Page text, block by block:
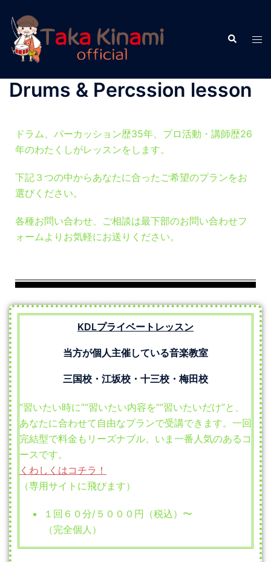
Drums & Percssion lesson
ドラム、パーカッション歴35年、プロ活動・講師歴26
年のわたくしがレッスンをします。
下記３つの中からあなたに合ったご希望のプランをお
選びください。
各種お問い合わせ、ご相談は最下部のお問い合わせフ
ォームよりお気軽にお送りください。
KDLプライベートレッスン
当方が個人主催している音楽教室
三国校・江坂校・十三校・梅田校
“習いたい時に”“習いたい内容を”“習いたいだけ”と、
あなたに合わせて自由なプランで受講できます。一回
完結型で料金もリーズナブル、いま一番人気のあるコ
ースです。
くわしくはコチラ！
（専用サイトに飛びます）
１回６０分/５０００円（税込）〜
（完全個人）